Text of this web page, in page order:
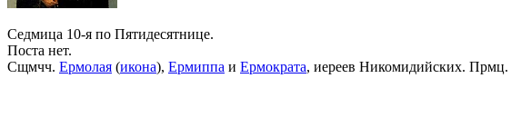
Седмица 10-я по Пятидесятнице.
Поста нет.
Сщмчч. Ермолая (икона), Ермиппа и Ермократа, иереев Никомидийских. Прмц.